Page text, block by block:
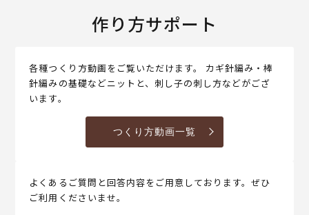
作り方サポート
各種つくり方動画をご覧いただけます。 カギ針編み・棒
針編みの基礎などニットと、刺し子の刺し方などがござ
います。
つくり方動画一覧
よくあるご質問と回答内容をご用意しております。ぜひ
ご利用くださいませ。